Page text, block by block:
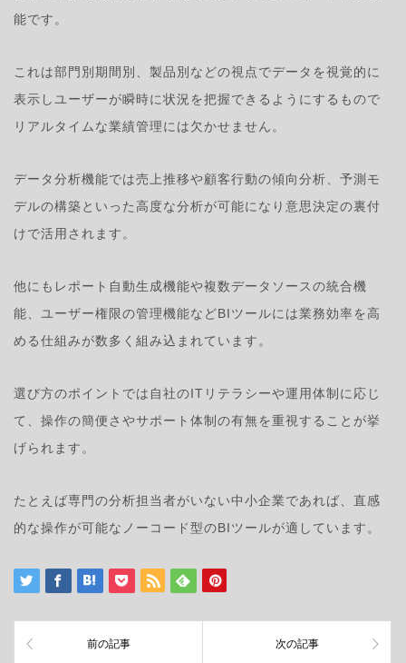
能です。
これは部門別期間別、製品別などの視点でデータを視覚的に
表示しユーザーが瞬時に状況を把握できるようにするもので
リアルタイムな業績管理には欠かせません。
データ分析機能では売上推移や顧客行動の傾向分析、予測モ
デルの構築といった高度な分析が可能になり意思決定の裏付
けで活用されます。
他にもレポート自動生成機能や複数データソースの統合機
能、ユーザー権限の管理機能などBIツールには業務効率を高
める仕組みが数多く組み込まれています。
選び方のポイントでは自社のITリテラシーや運用体制に応じ
て、操作の簡便さやサポート体制の有無を重視することが挙
げられます。
たとえば専門の分析担当者がいない中小企業であれば、直感
的な操作が可能なノーコード型のBIツールが適しています。
前の記事 次の記事